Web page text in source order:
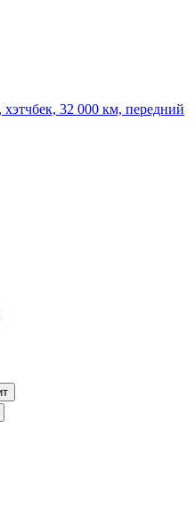
32 000 км, передний